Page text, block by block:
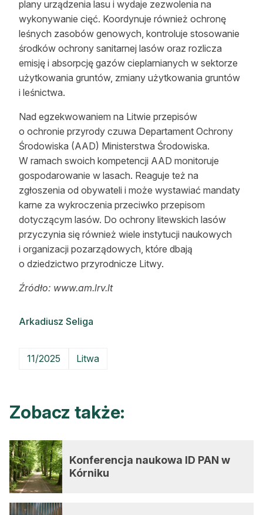
plany urządzenia lasu i wydaje zezwolenia na
wykonywanie cięć. Koordynuje również ochronę
leśnych zasobów genowych, kontroluje stosowanie
środków ochrony sanitarnej lasów oraz rozlicza
emisję i absorpcję gazów cieplarnianych w sektorze
użytkowania gruntów, zmiany użytkowania gruntów
i leśnictwa.
Nad egzekwowaniem na Litwie przepisów
o ochronie przyrody czuwa Departament Ochrony
Środowiska (AAD) Ministerstwa Środowiska.
W ramach swoich kompetencji AAD monitoruje
gospodarowanie w lasach. Reaguje też na
zgłoszenia od obywateli i może wystawiać mandaty
karne za wykroczenia przeciwko przepisom
dotyczącym lasów. Do ochrony litewskich lasów
przyczynia się również wiele instytucji naukowych
i organizacji pozarządowych, które dbają
o dziedzictwo przyrodnicze Litwy.
Źródło: www.am.lrv.lt
Arkadiusz Seliga
11/2025 Litwa
Zobacz także:
Konferencja naukowa ID PAN w
Kórniku